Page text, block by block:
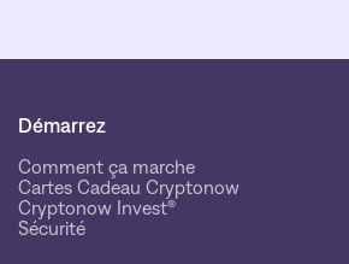
Démarrez
Comment ça marche
Cartes Cadeau Cryptonow
Cryptonow Invest®
Sécurité